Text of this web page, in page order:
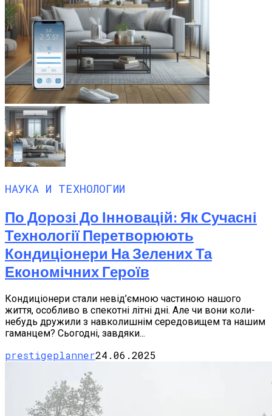
НАУКА И ТЕХНОЛОГИИ
По Дорозі До Інновацій: Як Сучасні
Технології Перетворюють
Кондиціонери На Зелених Та
Економічних Героїв
Кондиціонери стали невід’ємною частиною нашого
життя, особливо в спекотні літні дні. Але чи вони коли-
небудь дружили з навколишнім середовищем та нашим
гаманцем? Сьогодні, завдяки...
prestigeplanner24.06.2025